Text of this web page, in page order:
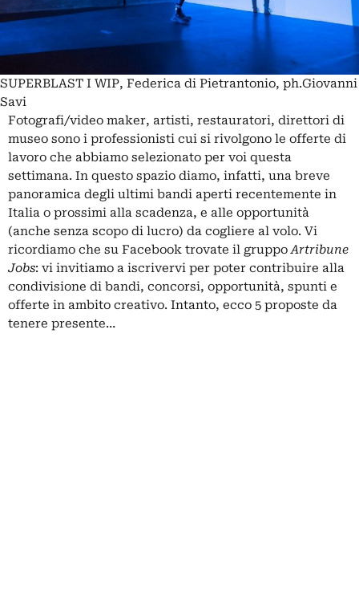
SUPERBLAST I WIP, Federica di Pietrantonio, ph.Giovanni
Savi
Fotografi/video maker, artisti, restauratori, direttori di
museo sono i professionisti cui si rivolgono le offerte di
lavoro che abbiamo selezionato per voi questa
settimana. In questo spazio diamo, infatti, una breve
panoramica degli ultimi bandi aperti recentemente in
Italia o prossimi alla scadenza, e alle opportunità
(anche senza scopo di lucro) da cogliere al volo. Vi
ricordiamo che su Facebook trovate il gruppoArtribune
Jobs: vi invitiamo a iscrivervi per poter contribuire alla
condivisione di bandi, concorsi, opportunità, spunti e
offerte in ambito creativo. Intanto, ecco 5 proposte da
tenere presente…